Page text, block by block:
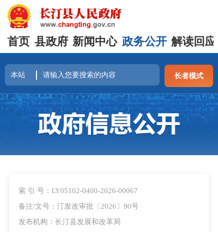
首页 县政府 新闻中心 政务公开 解读回应
长者模式
<
索 引 号：LY05102-0400-2026-00067
备注/文号：汀发改审批〔2026〕90号
发布机构：长汀县发展和改革局